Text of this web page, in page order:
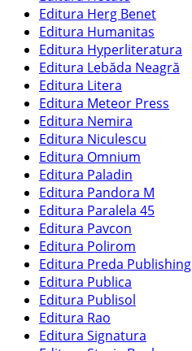
Editura Herg Benet
Editura Humanitas
Editura Hyperliteratura
Editura Lebăda Neagră
Editura Litera
Editura Meteor Press
Editura Nemira
Editura Niculescu
Editura Omnium
Editura Paladin
Editura Pandora M
Editura Paralela 45
Editura Pavcon
Editura Polirom
Editura Preda Publishing
Editura Publica
Editura Publisol
Editura Rao
Editura Signatura